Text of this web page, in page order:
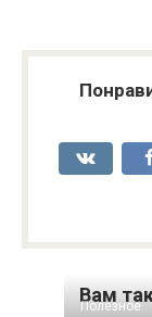
Вам
Полезное